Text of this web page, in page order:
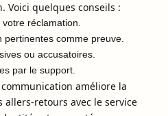
Voici quelques conseils :
réclamation.
pertinentes comme preuve.
ou accusatoires.
par le support.
améliore la
retours avec le service